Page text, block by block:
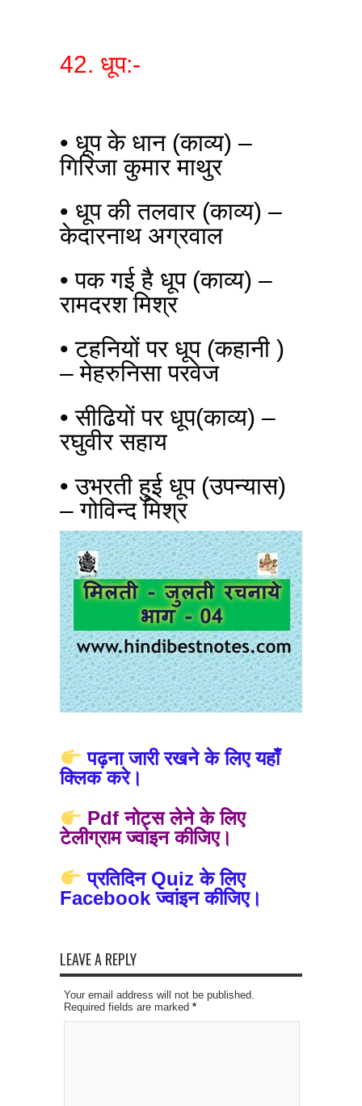
42. धूप:-
• धूप के धान (काव्य) –
गिरिजा कुमार माथुर
• धूप की तलवार (काव्य) –
केदारनाथ अग्रवाल
• पक गई है धूप (काव्य) –
रामदरश मिश्र
• टहनियों पर धूप (कहानी )
– मेहरुनिसा परवेज
• सीढियों पर धूप(काव्य) –
रघुवीर सहाय
• उभरती हुई धूप (उपन्यास)
– गोविन्द मिश्र
पढ़ना जारी रखने के लिए यहाँ
क्लिक करे।
Pdf नोट्स लेने के लिए
टेलीग्राम ज्वांइन कीजिए।
प्रतिदिन Quiz के लिए
Facebook ज्वांइन कीजिए।
LEAVE A REPLY
Your email address will not be published.
Required fields are marked *